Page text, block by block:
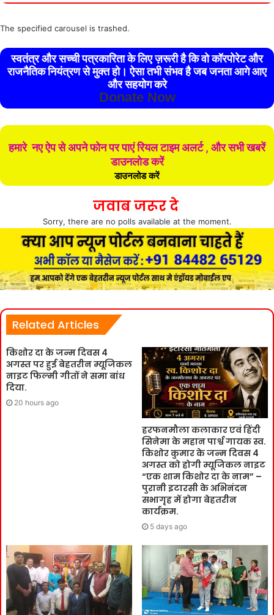
The specified carousel is trashed.
स्वतंत्र और सच्ची पत्रकारिता के लिए ज़रूरी है कि वो कॉरपोरेट और
राजनैतिक नियंत्रण से मुक्त हो। ऐसा तभी संभव है जब जनता आगे आए
और सहयोग करे
Donate Now
हमारे नए ऐप से अपने फोन पर पाएं रियल टाइम अलर्ट , और सभी खबरें
डाउनलोड करें
डाउनलोड करें
जवाब जरूर दे
Sorry, there are no polls available at the moment.
Related Articles
किशोर दा के जन्म दिवस 4
अगस्त पर हुई बेहतरीन म्यूजिकल
नाइट फिल्मी गीतों ने समा बांध
दिया.
20 hours ago
हरफनमौला कलाकार एवं हिंदी
सिनेमा के महान पार्श्व गायक स्व.
किशोर कुमार के जन्म दिवस 4
अगस्त को होगी म्यूजिकल नाइट
“एक शाम किशोर दा के नाम” –
पुरानी इटारसी के अभिनंदन
सभागृह में होगा बेहतरीन
कार्यक्रम.
5 days ago